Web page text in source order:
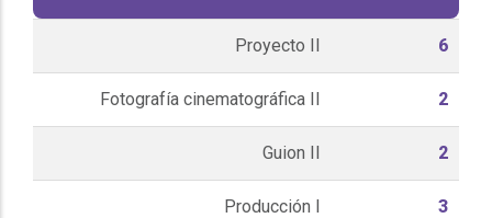
Proyecto II 6
Fotografía cinematográfica II 2
Guion II 2
Producción I 3